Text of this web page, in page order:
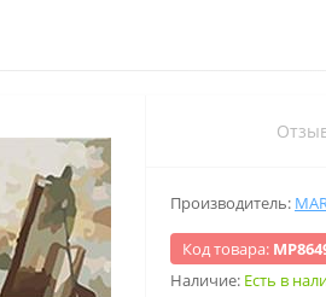
Производитель:
Код товара:
Наличие: Есть в